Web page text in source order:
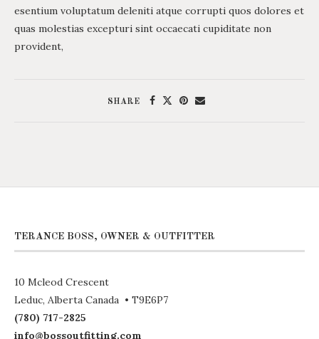
esentium voluptatum deleniti atque corrupti quos dolores et
quas molestias excepturi sint occaecati cupiditate non
provident,
SHARE
TERANCE BOSS, OWNER & OUTFITTER
10 Mcleod Crescent
Leduc, Alberta Canada • T9E6P7
(780) 717-2825
info@bossoutfitting.com